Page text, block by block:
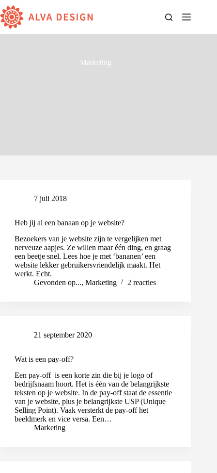
naar
de
inhoud
Marketing
7 juli 2018
Heb jij al een banaan op je website?
Bezoekers van je website zijn te vergelijken met
nerveuze aapjes. Ze willen maar één ding, en graag
een beetje snel. Lees hoe je met ‘bananen’ een
website lekker gebruikersvriendelijk maakt. Het
werkt. Echt.
Gevonden op..., Marketing 2 reacties
21 september 2020
Wat is een pay-off?
Een pay-off is een korte zin die bij je logo of
bedrijfsnaam hoort. Het is één van de belangrijkste
teksten op je website. In de pay-off staat de essentie
van je website, plus je belangrijkste USP (Unique
Selling Point). Vaak versterkt de pay-off het
beeldmerk en vice versa. Een…
Marketing